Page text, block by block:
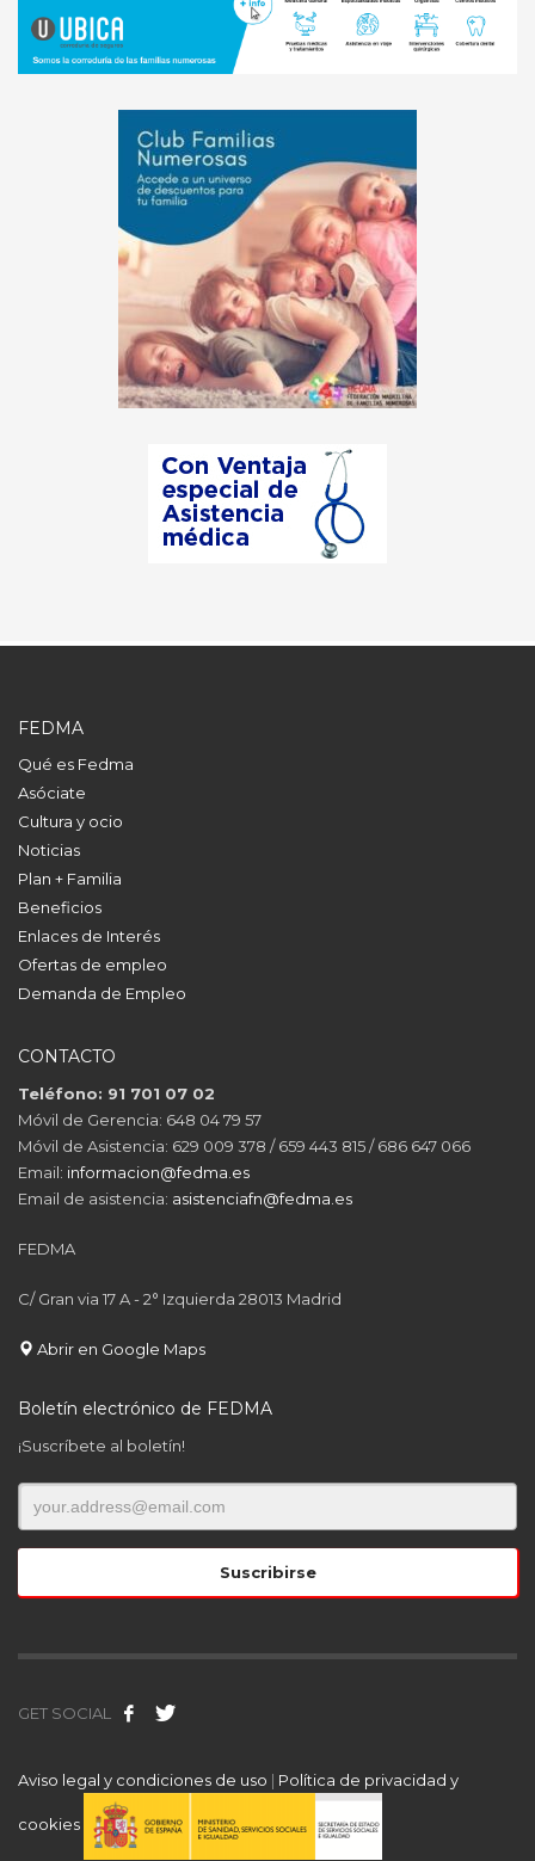
FEDMA
Qué es Fedma
Asóciate
Cultura y ocio
Noticias
Plan + Familia
Beneficios
Enlaces de Interés
Ofertas de empleo
Demanda de Empleo
CONTACTO
Teléfono: 91 701 07 02
Móvil de Gerencia: 648 04 79 57
Móvil de Asistencia: 629 009 378 / 659 443 815 / 686 647 066
Email: informacion@fedma.es
Email de asistencia: asistenciafn@fedma.es
FEDMA
C/ Gran via 17 A - 2° Izquierda 28013 Madrid
Abrir en Google Maps
Boletín electrónico de FEDMA
¡Suscríbete al boletín!
GET SOCIAL
Aviso legal y condiciones de uso | Política de privacidad y
cookies